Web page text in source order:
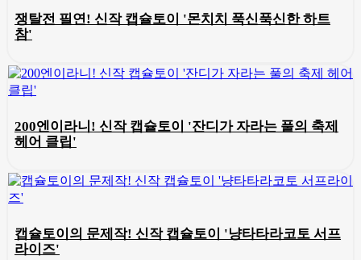
쟁탈전 필연! 신작 캡슐토이 '몬치치 푹신푹신한 하트
참'
200엔이라니! 신작 캡슐토이 '잔디가 자라는 풀의 축제
헤어 클립'
캡슐토이의 문제작! 신작 캡슐토이 '냥타타라코토 서프
라이즈'